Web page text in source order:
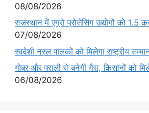
08/08/2026
राजस्थान में एग्रो प्रोसेसिंग उद्योगों को 1.5
07/08/2026
स्वदेशी नस्ल पालकों को मिलेगा राष्ट्रीय
गोबर और पराली से बनेगी गैस, किसानों को
06/08/2026